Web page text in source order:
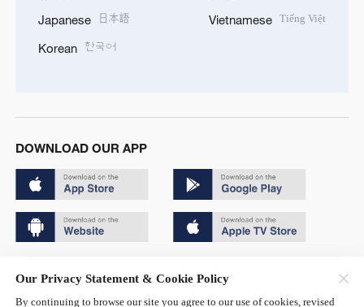
Japanese 日本語
Korean 한국어
Vietnamese Tiếng Việt
DOWNLOAD OUR APP
Our Privacy Statement & Cookie Policy
By continuing to browse our site you agree to our use of cookies, revised